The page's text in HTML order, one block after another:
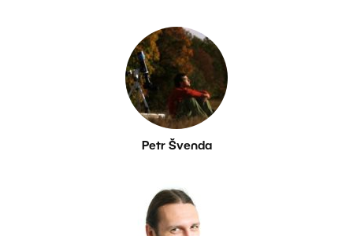
Petr Švenda